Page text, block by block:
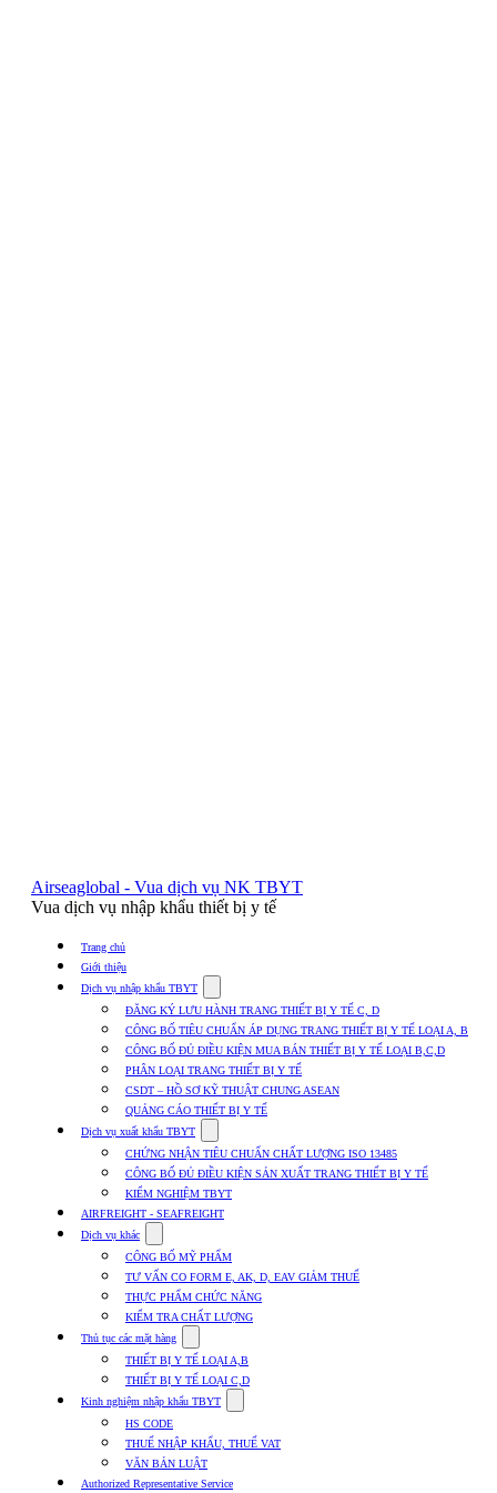
Airseaglobal - Vua dịch vụ NK TBYT
Vua dịch vụ nhập khẩu thiết bị y tế
Trang chủ
Giới thiệu
Dịch vụ nhập khẩu TBYT
submenu
for
Dịch
vụ
nhập
khẩu
TBYT
ĐĂNG KÝ LƯU HÀNH TRANG THIẾT BỊ Y TẾ C, D
CÔNG BỐ TIÊU CHUẨN ÁP DỤNG TRANG THIẾT BỊ Y TẾ LOẠI A, B
CÔNG BỐ ĐỦ ĐIỀU KIỆN MUA BÁN THIẾT BỊ Y TẾ LOẠI B,C,D
PHÂN LOẠI TRANG THIẾT BỊ Y TẾ
CSDT – HỒ SƠ KỸ THUẬT CHUNG ASEAN
QUẢNG CÁO THIẾT BỊ Y TẾ
Dịch vụ xuất khẩu TBYT
submenu
for
Dịch
vụ
xuất
TBYT
CHỨNG NHẬN TIÊU CHUẨN CHẤT LƯỢNG ISO 13485
CÔNG BỐ ĐỦ ĐIỀU KIỆN SẢN XUẤT TRANG THIẾT BỊ Y TẾ
KIỂM NGHIỆM TBYT
AIRFREIGHT - SEAFREIGHT
Dịch vụ khác
submenu
for
Dịch
vụ
khác
CÔNG BỐ MỸ PHẨM
TƯ VẤN CO FORM E, AK, D, EAV GIẢM THUẾ
THỰC PHẨM CHỨC NĂNG
KIỂM TRA CHẤT LƯỢNG
Thủ tục các mặt hàng
submenu
for
Thủ
tục
mặt
hàng
THIẾT BỊ Y TẾ LOẠI A,B
THIẾT BỊ Y TẾ LOẠI C,D
Kinh nghiệm nhập khẩu TBYT
submenu
Kinh
HS CODE
THUẾ NHẬP KHẨU, THUẾ VAT
VĂN BẢN LUẬT
Authorized Representative Service